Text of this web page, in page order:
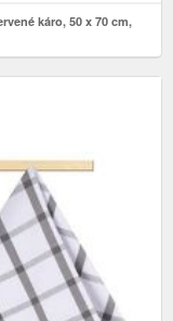
káro, 50 x 70 cm,